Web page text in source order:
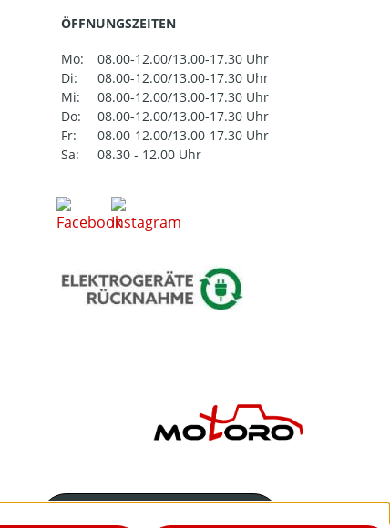
ÖFFNUNGSZEITEN
Mo:
08.00-12.00/13.00-17.30 Uhr
Di:
08.00-12.00/13.00-17.30 Uhr
Mi:
08.00-12.00/13.00-17.30 Uhr
Do:
08.00-12.00/13.00-17.30 Uhr
Fr:
08.00-12.00/13.00-17.30 Uhr
Sa:
08.30 - 12.00 Uhr